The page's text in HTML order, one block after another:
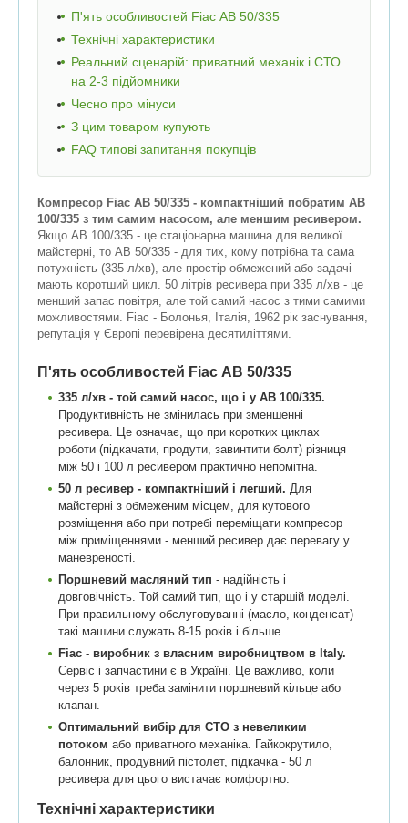
П'ять особливостей Fiac АВ 50/335
Технічні характеристики
Реальний сценарій: приватний механік і СТО
на 2-3 підйомники
Чесно про мінуси
З цим товаром купують
FAQ типові запитання покупців
Компресор Fiac АВ 50/335 - компактніший побратим АВ
100/335 з тим самим насосом, але меншим ресивером.
Якщо АВ 100/335 - це стаціонарна машина для великої
майстерні, то АВ 50/335 - для тих, кому потрібна та сама
потужність (335 л/хв), але простір обмежений або задачі
мають коротший цикл. 50 літрів ресивера при 335 л/хв - це
менший запас повітря, але той самий насос з тими самими
можливостями. Fiac - Болонья, Італія, 1962 рік заснування,
репутація у Європі перевірена десятиліттями.
П'ять особливостей Fiac АВ 50/335
335 л/хв - той самий насос, що і у АВ 100/335.
Продуктивність не змінилась при зменшенні
ресивера. Це означає, що при коротких циклах
роботи (підкачати, продути, завинтити болт) різниця
між 50 і 100 л ресивером практично непомітна.
50 л ресивер - компактніший і легший. Для
майстерні з обмеженим місцем, для кутового
розміщення або при потребі переміщати компресор
між приміщеннями - менший ресивер дає перевагу у
маневреності.
Поршневий масляний тип - надійність і
довговічність. Той самий тип, що і у старшій моделі.
При правильному обслуговуванні (масло, конденсат)
такі машини служать 8-15 років і більше.
Fiac - виробник з власним виробництвом в Italy.
Сервіс і запчастини є в Україні. Це важливо, коли
через 5 років треба замінити поршневий кільце або
клапан.
Оптимальний вибір для СТО з невеликим
потоком або приватного механіка. Гайкокрутило,
балонник, продувний пістолет, підкачка - 50 л
ресивера для цього вистачає комфортно.
Технічні характеристики